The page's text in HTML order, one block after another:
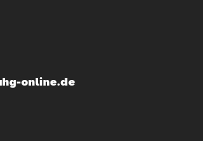
online.de